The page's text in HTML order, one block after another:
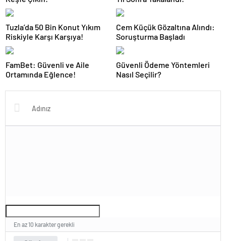
Tuzla’da 50 Bin Konut Yıkım
Riskiyle Karşı Karşıya!
Cem Küçük Gözaltına Alındı:
Soruşturma Başladı
FamBet: Güvenli ve Aile
Ortamında Eğlence!
Güvenli Ödeme Yöntemleri
Nasıl Seçilir?
En az 10 karakter gerekli